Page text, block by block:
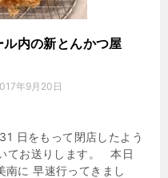
ル内の新とんかつ屋
年9月20日
日をもって閉店したよう
てお送りします。 本日
南に 早速行ってきまし